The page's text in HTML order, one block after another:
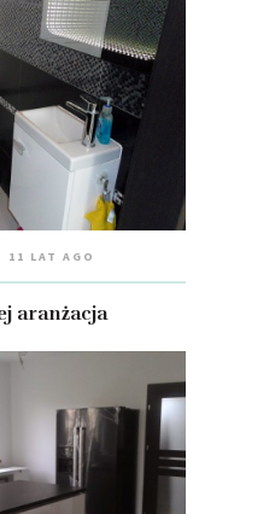
11 LAT AGO
aranżacja